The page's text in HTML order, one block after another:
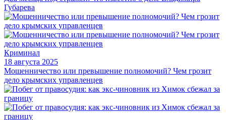
Губарева
Криминал
18 августа 2025
Мошенничество или превышение полномочий? Чем грозит
дело крымских управленцев